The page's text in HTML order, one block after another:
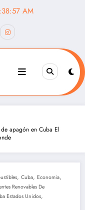
AM
apagón en Cuba El
, Cuba, Economia,
Renovables De
Estados Unidos,